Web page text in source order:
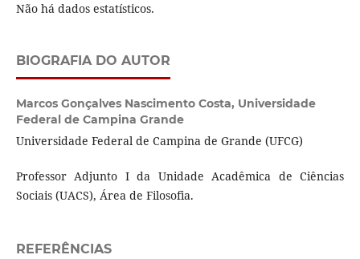
Não há dados estatísticos.
BIOGRAFIA DO AUTOR
Marcos Gonçalves Nascimento Costa, Universidade
Federal de Campina Grande
Universidade Federal de Campina de Grande (UFCG)
Professor Adjunto I da Unidade Acadêmica de Ciências
Sociais (UACS), Área de Filosofia.
REFERÊNCIAS